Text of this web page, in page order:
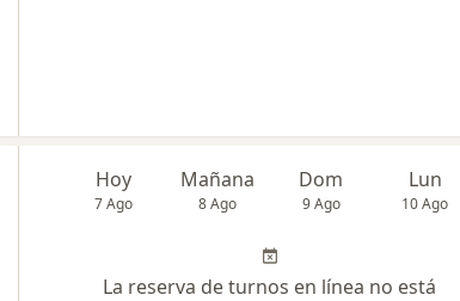
Hoy
7 Ago
Mañana
8 Ago
Dom
9 Ago
Lun
10 Ago
La reserva de turnos en línea no está